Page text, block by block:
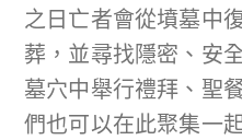
之日亡者會從墳墓中
葬，並尋找隱密、安
墓穴中舉行禮拜、聖
們也可以在此聚集一